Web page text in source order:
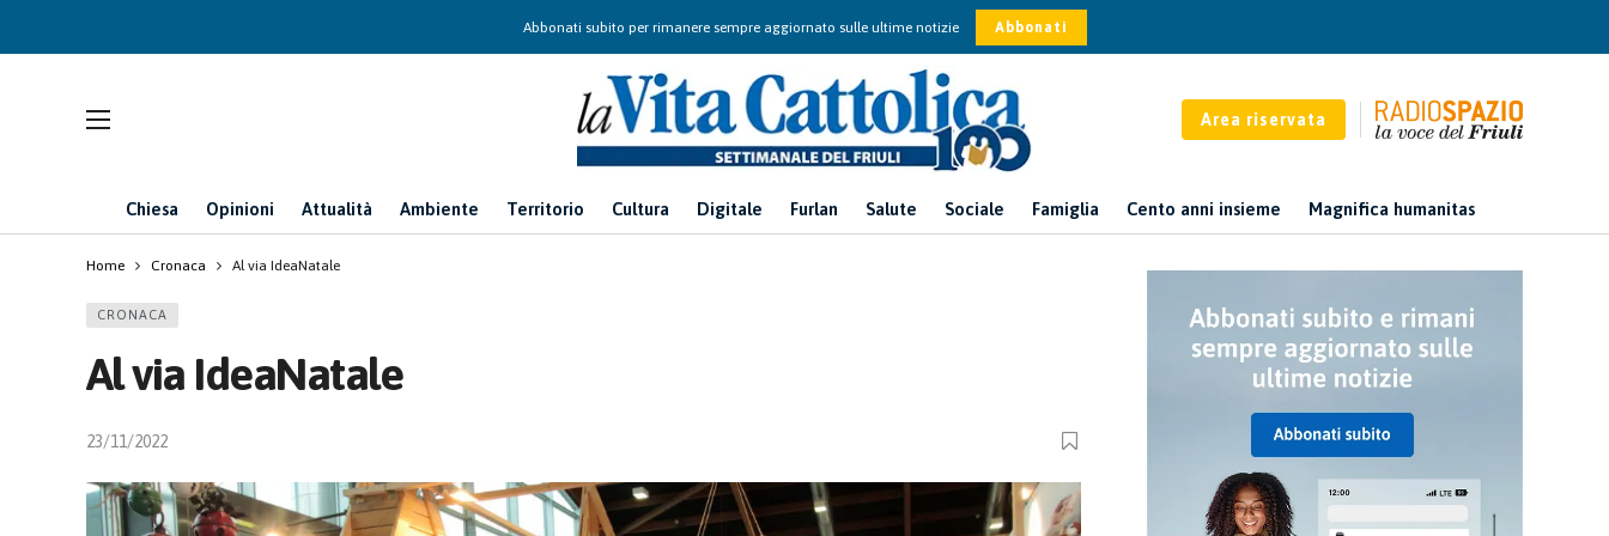
Abbonati subito per rimanere sempre aggiornato sulle ultime notizie Abbonati
Area riservata
Chiesa Opinioni Attualità Ambiente Territorio Cultura Digitale Furlan Salute Sociale Famiglia Cento anni insieme Magnifica humanitas
Home Cronaca Al via IdeaNatale
CRONACA
Al via IdeaNatale
23/11/2022